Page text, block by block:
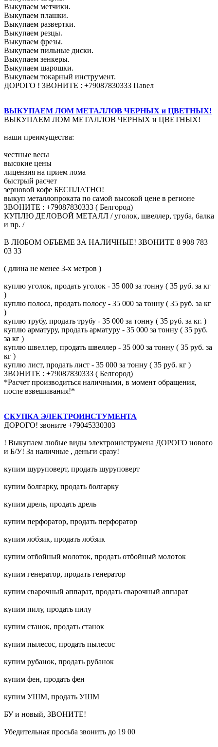
Выкупаем метчики.
Выкупаем плашки.
Выкупаем развертки.
Выкупаем резцы.
Выкупаем фрезы.
Выкупаем пильные диски.
Выкупаем зенкеры.
Выкупаем шарошки.
Выкупаем токарный инструмент.
ДОРОГО ! ЗВОНИТЕ : +79087830333 Павел
ВЫКУПАЕМ ЛОМ МЕТАЛЛОВ ЧЕРНЫХ и ЦВЕТНЫХ!
ВЫКУПАЕМ ЛОМ МЕТАЛЛОВ ЧЕРНЫХ и ЦВЕТНЫХ!
наши преимущества:
честные весы
высокие цены
лицензия на прием лома
быстрый расчет
зерновой кофе БЕСПЛАТНО!
выкуп металлопроката по самой высокой цене в регионе
ЗВОНИТЕ : +79087830333 ( Белгород)
КУПЛЮ ДЕЛОВОЙ МЕТАЛЛ / уголок, швеллер, труба, балка
и пр. /
В ЛЮБОМ ОБЪЕМЕ ЗА НАЛИЧНЫЕ! ЗВОНИТЕ 8 908 783
03 33
( длина не менее 3-х метров )
куплю уголок, продать уголок - 35 000 за тонну ( 35 руб. за кг
)
куплю полоса, продать полосу - 35 000 за тонну ( 35 руб. за кг
)
куплю трубу, продать трубу - 35 000 за тонну ( 35 руб. за кг. )
куплю арматуру, продать арматуру - 35 000 за тонну ( 35 руб.
за кг )
куплю швеллер, продать швеллер - 35 000 за тонну ( 35 руб. за
кг )
куплю лист, продать лист - 35 000 за тонну ( 35 руб. кг )
ЗВОНИТЕ : +79087830333 ( Белгород)
*Расчет производиться наличными, в момент обращения,
после взвешивания!*
СКУПКА ЭЛЕКТРОИНСТУМЕНТА
ДОРОГО! звоните +79045330303
! Выкупаем любые виды электроинструмена ДОРОГО нового
и Б/У! За наличные , деньги сразу!
купим шуруповерт, продать шуруповерт
купим болгарку, продать болгарку
купим дрель, продать дрель
купим перфоратор, продать перфоратор
купим лобзик, продать лобзик
купим отбойный молоток, продать отбойный молоток
купим генератор, продать генератор
купим сварочный аппарат, продать сварочный аппарат
купим пилу, продать пилу
купим станок, продать станок
купим пылесос, продать пылесос
купим рубанок, продать рубанок
купим фен, продать фен
купим УШМ, продать УШМ
БУ и новый, ЗВОНИТЕ!
Убедительная просьба звонить до 19 00